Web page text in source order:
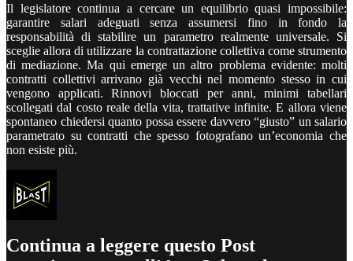
Il legislatore continua a cercare un equilibrio quasi impossibile:
garantire salari adeguati senza assumersi fino in fondo la
responsabilità di stabilire un parametro realmente universale. Si
sceglie allora di utilizzare la contrattazione collettiva come strumento
di mediazione. Ma qui emerge un altro problema evidente: molti
contratti collettivi arrivano già vecchi nel momento stesso in cui
vengono applicati. Rinnovi bloccati per anni, minimi tabellari
scollegati dal costo reale della vita, trattative infinite. E allora viene
spontaneo chiedersi quanto possa essere davvero “giusto” un salario
parametrato su contratti che spesso fotografano un’economia che
non esiste più.
Continua a leggere questo Post